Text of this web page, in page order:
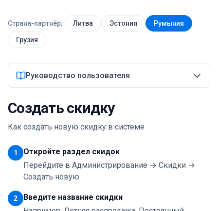
Начать
Страна-партнёр: Литва Эстония Румыния
Грузия
Руководство пользователя
Создать скидку
Как создать новую скидку в системе
1
Откройте раздел скидок
Перейдите в Администрирование → Скидки →
Создать новую.
2
Введите название скидки